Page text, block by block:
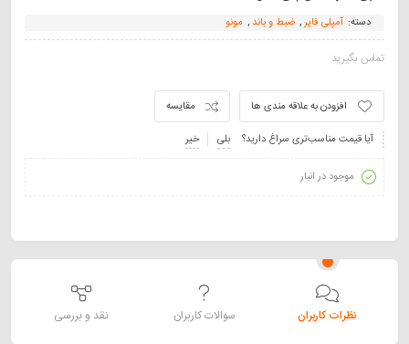
دسته: آمپلی فایر, ضبط و باند , مونو
تماس بگیرید
مقایسه
افزودن به علاقه مندی ها
آیا قیمت مناسب‌تری سراغ دارید؟
بلی خیر
موجود در انبار
نظرات کاربران سوالات کاربران نقد و بررسی